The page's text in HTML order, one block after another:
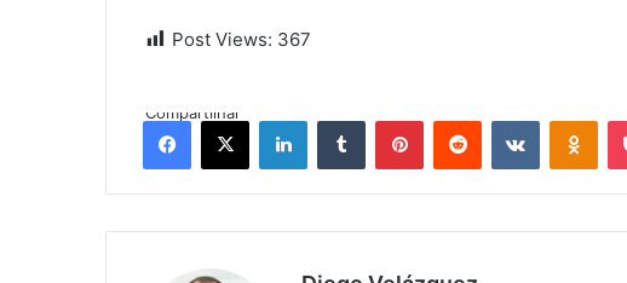
Post Views: 367
Compartilhar
Facebook
X LinkedinTumblr PinterestReddit VK OK